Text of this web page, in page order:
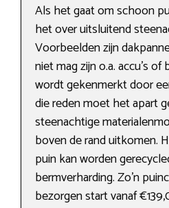
Als het gaat om schoon
het over uitsluitend
Voorbeelden zijn
niet mag zijn o.a. accu’s
wordt gekenmerkt door
die reden moet het apart
steenachtige
boven de rand uitkomen.
puin kan worden
bermverharding. Zo’n
bezorgen start vanaf